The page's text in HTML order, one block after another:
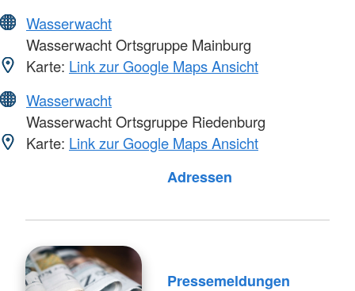
Wasserwacht
Wasserwacht Ortsgruppe Mainburg
Karte: Link zur Google Maps Ansicht
Wasserwacht
Wasserwacht Ortsgruppe Riedenburg
Karte: Link zur Google Maps Ansicht
Adressen
Pressemeldungen